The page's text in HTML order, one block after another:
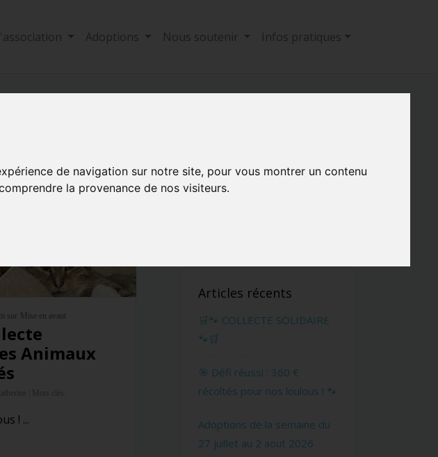
de navigation sur notre site, pour vous montrer un contenu
la provenance de nos visiteurs.
Adoptions Nous soutenir Infos pratiques
Retrouver un article
Articles récents
🛒🐾 COLLECTE SOLIDAIRE
🐾🛒
🎯 Défi réussi : 360 €
récoltés pour nos loulous ! 🐾
Adoptions de la semaine du
27 juillet au 2 aout 2026
sur Mise en avant
Animaux
| Mots clés:
! ...